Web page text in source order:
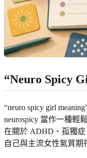
“Neuro Spicy
“neuro spicy girl
neurospicy 當作一種輕
在關於 ADHD、孤獨
自己與主流女性氣質期